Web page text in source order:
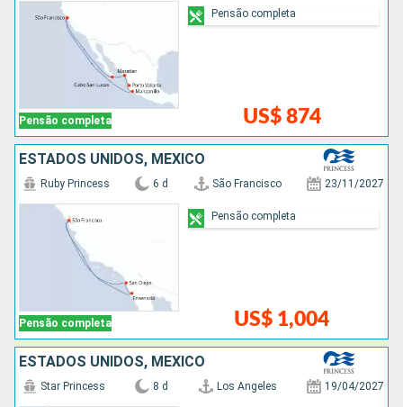
Pensão completa US$ 874
Pensão completa
ESTADOS UNIDOS, MÉXICO
Pensão completa
Ruby Princess 6 d São Francisco 23/11/2027
US$ 1,004
Pensão completa
ESTADOS UNIDOS, MÉXICO
Star Princess 8 d Los Angeles 19/04/2027